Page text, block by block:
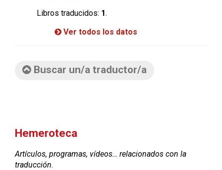
Libros traducidos: 1.
Ver todos los datos
Buscar un/a traductor/a
Hemeroteca
Artículos, programas, vídeos… relacionados con la
traducción.